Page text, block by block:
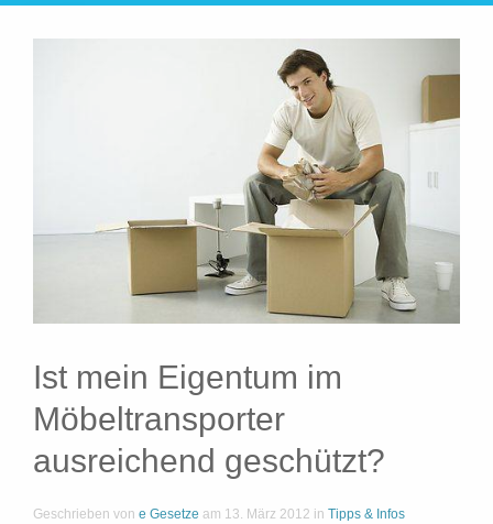
Ist mein Eigentum im
Möbeltransporter
ausreichend geschützt?
Geschrieben von e Gesetze am 13. März 2012 in Tipps & Infos